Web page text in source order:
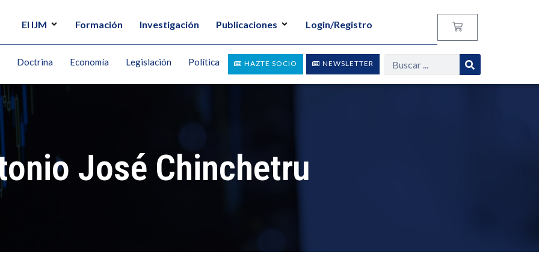
El IJM Formación Investigación Publicaciones Login/Registro
NEWSLETTER
HAZTE SOCIO
Doctrina Economía Legislación Política
José Chinchetru